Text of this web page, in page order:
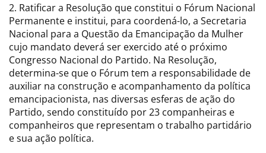
2. Ratificar a Resolução que constitui o Fórum Nacional
Permanente e institui, para coordená-lo, a Secretaria
Nacional para a Questão da Emancipação da Mulher
cujo mandato deverá ser exercido até o próximo
Congresso Nacional do Partido. Na Resolução,
determina-se que o Fórum tem a responsabilidade de
auxiliar na construção e acompanhamento da política
emancipacionista, nas diversas esferas de ação do
Partido, sendo constituído por 23 companheiras e
companheiros que representam o trabalho partidário
e sua ação política.